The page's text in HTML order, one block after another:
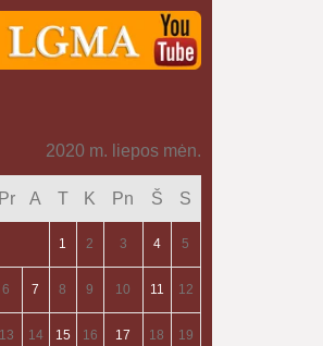
2020 m. liepos mėn.
Pr A T K Pn Š S
1 2 3 4 5
6 7 8 9 10 11 12
13 14 15 16 17 18 19